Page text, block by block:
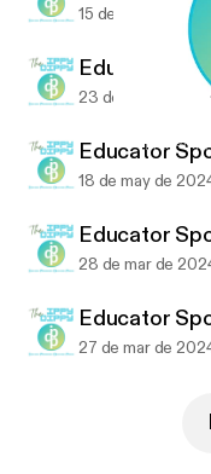
The Ippy Dippy
15 de nov de 2024
Educator
23 de jul de 2024
Educator
18 de may de
Educator
28 de mar de
Educator
27 de mar de